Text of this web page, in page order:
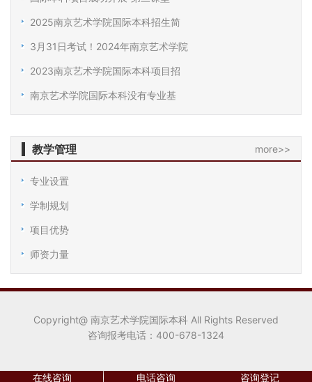
2025南京艺术学院国际本科招生简
3月31日考试！2024年南京艺术学院
2023南京艺术学院国际本科项目招
南京艺术学院国际本科没有专业基
教学管理 more>>
专业设置
学制规划
项目优势
师资力量
Copyright@ 南京艺术学院国际本科 All Rights Reserved
咨询报考电话：400-678-1324
在线咨询 电话咨询 咨询登记